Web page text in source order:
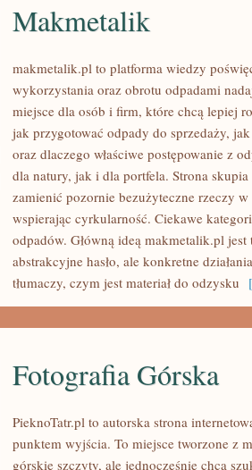
MAKMETALIK
Makmetalik
makmetalik.pl to platforma wiedzy
wykorzystania oraz obrotu odpadami
miejsce dla osób i firm, które chcą lepiej
jak przygotować odpady do sprzedaży,
oraz dlaczego właściwe postępowanie z
dla natury, jak i dla portfela. Strona
zamienić pozornie bezużyteczne rzeczy
wspierając cyrkularność. Ciekawe
odpadów. Główną ideą makmetalik.pl
abstrakcyjne hasło, ale konkretne
tłumaczy, czym jest materiał do odzysku
Fotografia Górska
PieknoTatr.pl to autorska strona
punktem wyjścia. To miejsce tworzone z
górskie szczyty, ale jednocześnie chcą